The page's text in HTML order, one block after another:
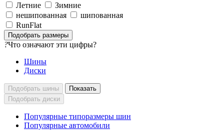
Летние
Зимние
нешипованная
шипованная
RunFlat
?Что означают эти цифры?
Шины
Диски
Показать
Популярные типоразмеры шин
Популярные автомобили